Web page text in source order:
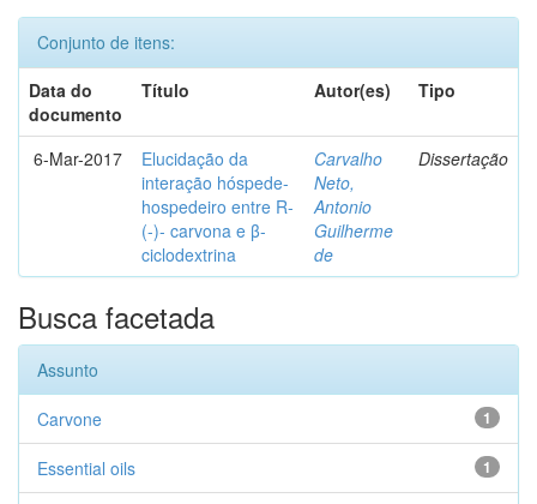
Conjunto de itens:
Data do
documento
Título Autor(es) Tipo
6-Mar-2017
Elucidação da
interação hóspede-
hospedeiro entre R-
(-)- carvona e β-
ciclodextrina
Carvalho
Neto,
Antonio
Guilherme
de
Dissertação
Busca facetada
Assunto
1
Carvone
1
Essential oils